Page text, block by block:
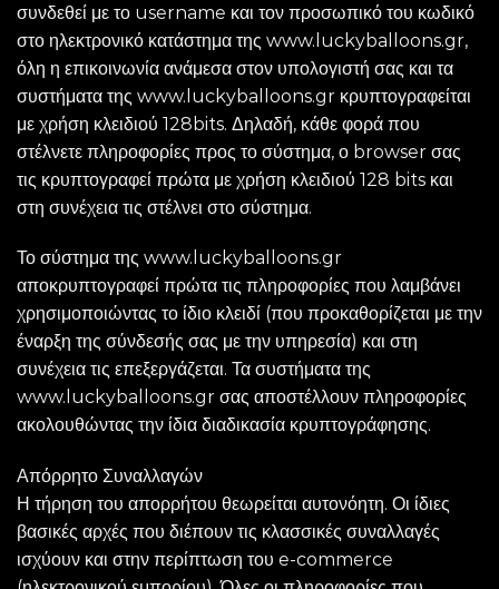
συνδεθεί με το username και τον προσωπικό του κωδικό
στο ηλεκτρονικό κατάστημα της www.luckyballoons.gr,
όλη η επικοινωνία ανάμεσα στον υπολογιστή σας και τα
συστήματα της www.luckyballoons.gr κρυπτογραφείται
με χρήση κλειδιού 128bits. Δηλαδή, κάθε φορά που
στέλνετε πληροφορίες προς το σύστημα, ο browser σας
τις κρυπτογραφεί πρώτα με χρήση κλειδιού 128 bits και
στη συνέχεια τις στέλνει στο σύστημα.
Το σύστημα της www.luckyballoons.gr
αποκρυπτογραφεί πρώτα τις πληροφορίες που λαμβάνει
χρησιμοποιώντας το ίδιο κλειδί (που προκαθορίζεται με την
έναρξη της σύνδεσής σας με την υπηρεσία) και στη
συνέχεια τις επεξεργάζεται. Τα συστήματα της
www.luckyballoons.gr σας αποστέλλουν πληροφορίες
ακολουθώντας την ίδια διαδικασία κρυπτογράφησης.
Απόρρητο Συναλλαγών
Η τήρηση του απορρήτου θεωρείται αυτονόητη. Οι ίδιες
βασικές αρχές που διέπουν τις κλασσικές συναλλαγές
ισχύουν και στην περίπτωση του e-commerce